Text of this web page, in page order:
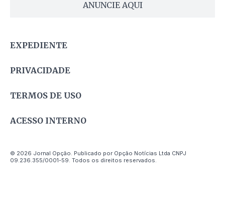
ANUNCIE AQUI
EXPEDIENTE
PRIVACIDADE
TERMOS DE USO
ACESSO INTERNO
© 2026 Jornal Opção. Publicado por Opção Notícias Ltda CNPJ
09.236.355/0001-59. Todos os direitos reservados.